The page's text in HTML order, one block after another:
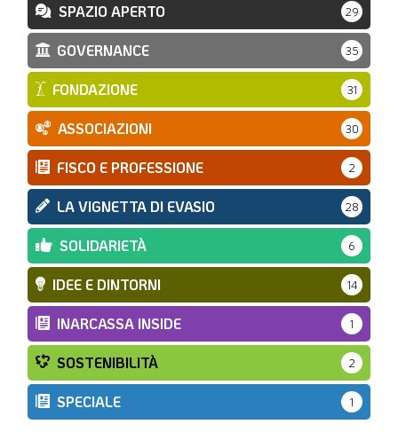
SPAZIO APERTO 29
GOVERNANCE 35
FONDAZIONE 31
ASSOCIAZIONI 30
FISCO E PROFESSIONE 2
LA VIGNETTA DI EVASIO 28
SOLIDARIETÀ 6
IDEE E DINTORNI 14
INARCASSA INSIDE 1
SOSTENIBILITÀ 2
SPECIALE 1